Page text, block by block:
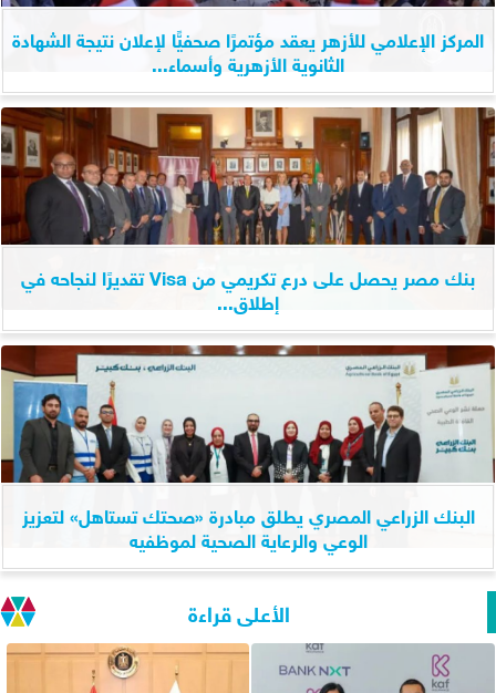
المركز الإعلامي للأزهر يعقد مؤتمرًا صحفيًّا لإعلان نتيجة الشهادة
الثانوية الأزهرية وأسماء...
بنك مصر يحصل على درع تكريمي من Visa تقديرًا لنجاحه في
إطلاق...
البنك الزراعي المصري يطلق مبادرة «صحتك تستاهل» لتعزيز
الوعي والرعاية الصحية لموظفيه
الأعلى قراءة